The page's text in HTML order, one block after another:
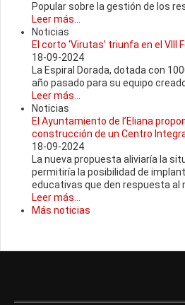
Popular sobre la gestión de los
Leer más...
Noticias
El corto ‘Virutas’ triunfa en el VIII
18-09-2024
La Espiral Dorada, dotada con
año pasado para su equipo
Leer más...
Noticias
El Ayuntamiento de l’Eliana
construcción de un Centro
18-09-2024
La nueva propuesta aliviaría la
permitiría la posibilidad de
educativas que den respuesta al
Leer más...
Más noticias